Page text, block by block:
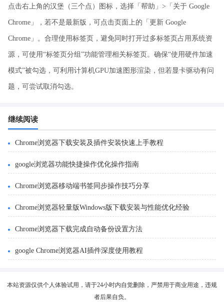
点击右上角的汉堡（三个点）图标，选择「帮助」>「关于 Google
Chrome」，若不是最新版，可点击页面上的「更新 Google
Chrome」。合理使用标签页，避免同时打开过多标签页占用系统资
源，可使用“标签页分组”功能管理相关标签页。确保“使用硬件加速
模式”被勾选，可利用计算机GPU加速图形渲染，但若显卡驱动有问
题，可尝试取消勾选。
继续阅读
Chrome浏览器下载安装及插件安装快速上手教程
google浏览器功能快捷操作优化操作指南
Chrome浏览器移动端书签同步操作技巧分享
Chrome浏览器轻量版Windows版下载安装与性能优化经验
Chrome浏览器下载完成自动备份设置方法
google Chrome浏览器AI插件深度使用教程
本站资源仅供个人体验试用，请于24小时内自觉删除，严禁用于商业用途，违规
者后果自负。